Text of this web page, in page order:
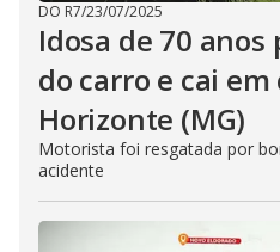
DO R7/23/07/2025
Idosa de 70
do carro e cai
Horizonte (MG)
Motorista foi resgatada por
acidente